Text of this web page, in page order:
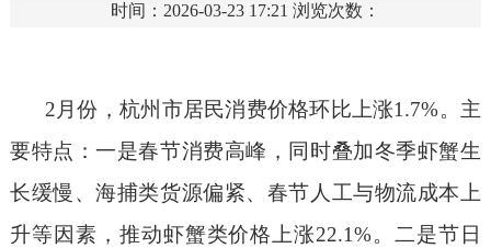
时间：2026-03-23 17:21 浏览次数：
2月份，杭州市居民消费价格环比上涨1.7%。 主
要特点 ：一是春节消费高峰 ，同时叠加冬季虾蟹生
长缓慢、海捕类货源偏紧、春节人工与物流成本上
升等因素，推动虾蟹类价格上涨22.1%。二是节日